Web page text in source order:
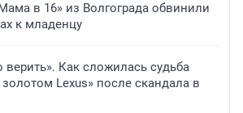
в 16» из Волгограда обвинили
к младенцу
верить». Как сложилась судьба
Lexus» после скандала в